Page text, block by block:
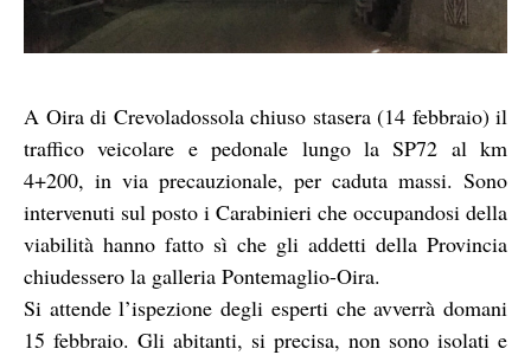
A Oira di Crevoladossola chiuso stasera (14 febbraio) il
traffico veicolare e pedonale lungo la SP72 al km
4+200, in via precauzionale, per caduta massi. Sono
intervenuti sul posto i Carabinieri che occupandosi della
viabilità hanno fatto sì che gli addetti della Provincia
chiudessero la galleria Pontemaglio-Oira.
Si attende l’ispezione degli esperti che avverrà domani
15 febbraio. Gli abitanti, si precisa, non sono isolati e